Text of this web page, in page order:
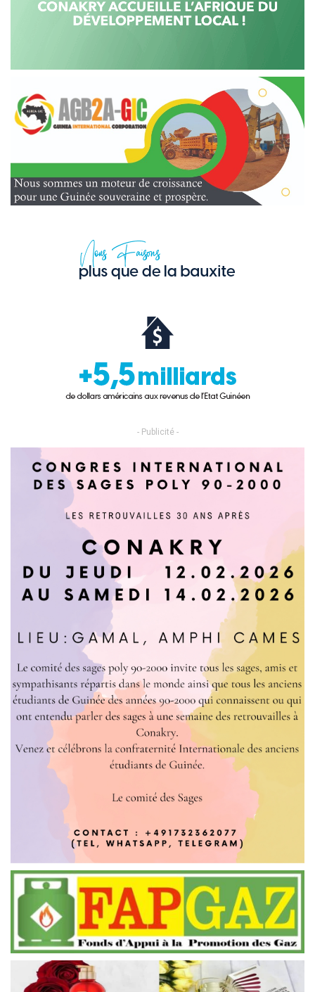
- Publicité -